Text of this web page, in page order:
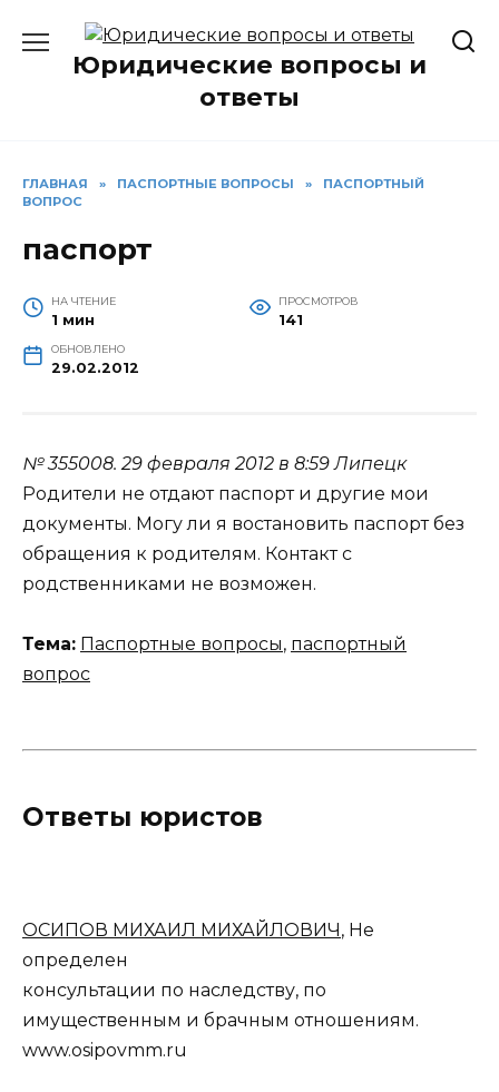
содержаниюЮридические вопросы и
ответы
ГЛАВНАЯ » ПАСПОРТНЫЕ ВОПРОСЫ »
ПАСПОРТНЫЙ
ВОПРОС
паспорт
НА ЧТЕНИЕ
1 мин
ПРОСМОТРОВ
141
ОБНОВЛЕНО
29.02.2012
№ 355008. 29 февраля 2012 в 8:59 Липецк
Родители не отдают паспорт и другие мои
документы. Могу ли я востановить паспорт без
обращения к родителям. Контакт с
родственниками не возможен.
Тема: Паспортные вопросы, паспортный
вопрос
Ответы юристов
ОСИПОВ МИХАИЛ МИХАЙЛОВИЧ , Не
определен
консультации по наследству, по
имущественным и брачным отношениям.
www.osipovmm.ru